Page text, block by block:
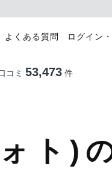
よくある質問 ログイン
コミ 53,473件
ト)